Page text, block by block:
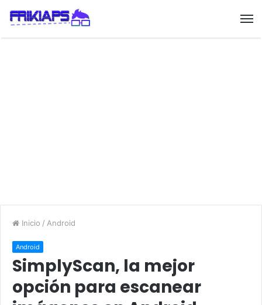
Inicio / Android
Android
SimplyScan, la mejor
opción para escanear